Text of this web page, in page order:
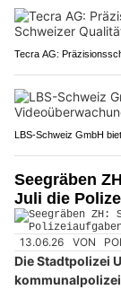
Tecra AG:
LBS-Schweiz GmbH
Seegräben
Juli die
13.06.26 VON
Die Stadtpolizei